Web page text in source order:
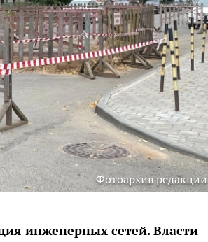
Фотоархив редакции
инженерных сетей. Власти